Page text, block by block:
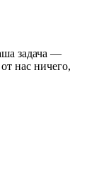
задача —
нас ничего,